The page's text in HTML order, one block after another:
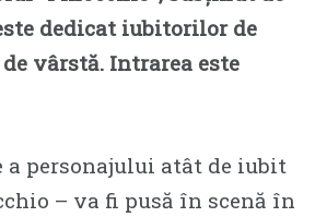
dedicat iubitorilor de
vârstă. Intrarea este
a personajului atât de iubit
– va fi pusă în scenă în